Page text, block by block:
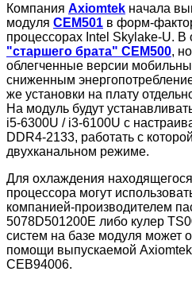
Компания Axiomtek начала
модуля CEM501 в форм-
процессорах Intel Skylake-U. В
"старшего брата" CEM500,
облегченные версии
сниженным
же установки на плату
На модуль будут
i5-6300U / i3-6100U с
DDR4-2133, работать с
двухканальном режиме.
Для охлаждения
процессора могут
компанией-производителем
5078D501200E либо кулер
систем на базе модуля может
помощи выпускаемой Axiomtek
CEB94006.